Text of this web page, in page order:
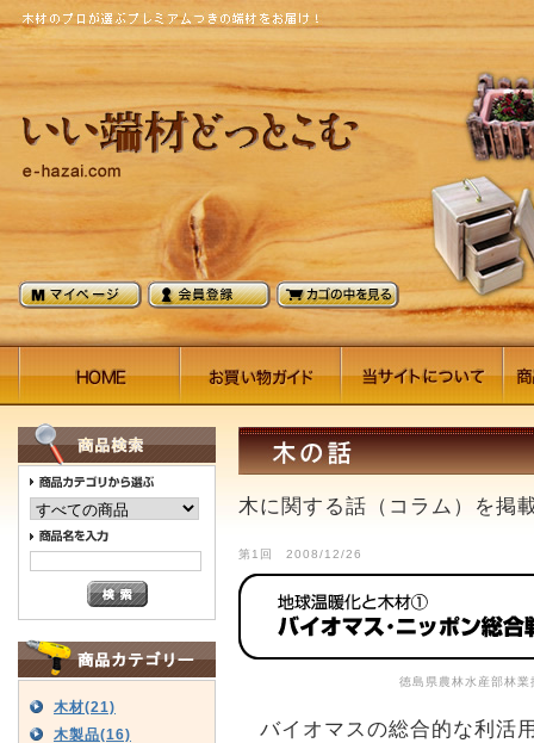
木材(21)
木製品(16)
木に関する話（コラム）を掲
第1回 2008/12/26
徳島県農林水産部林
バイオマスの総合的な利活